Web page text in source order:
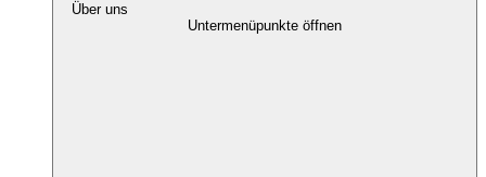
Über uns
Untermenüpunkte öffnen